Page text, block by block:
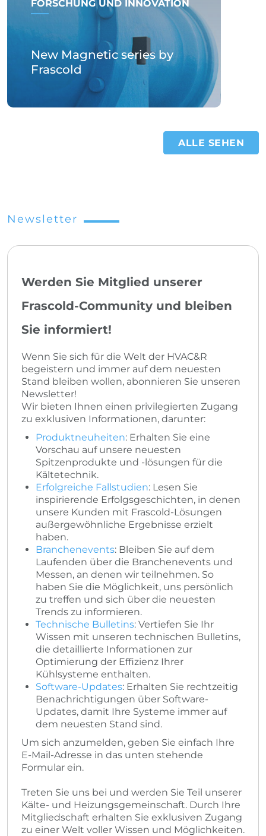
FORSCHUNG UND INNOVATION
New Magnetic series by
Frascold
ALLE SEHEN
Newsletter
Werden Sie Mitglied unserer
Frascold-Community und bleiben
Sie informiert!
Wenn Sie sich für die Welt der HVAC&R
begeistern und immer auf dem neuesten
Stand bleiben wollen, abonnieren Sie unseren
Newsletter!
Wir bieten Ihnen einen privilegierten Zugang
zu exklusiven Informationen, darunter:
Produktneuheiten: Erhalten Sie eine
Vorschau auf unsere neuesten
Spitzenprodukte und -lösungen für die
Kältetechnik.
Erfolgreiche Fallstudien: Lesen Sie
inspirierende Erfolgsgeschichten, in denen
unsere Kunden mit Frascold-Lösungen
außergewöhnliche Ergebnisse erzielt
haben.
Branchenevents: Bleiben Sie auf dem
Laufenden über die Branchenevents und
Messen, an denen wir teilnehmen. So
haben Sie die Möglichkeit, uns persönlich
zu treffen und sich über die neuesten
Trends zu informieren.
Technische Bulletins: Vertiefen Sie Ihr
Wissen mit unseren technischen Bulletins,
die detaillierte Informationen zur
Optimierung der Effizienz Ihrer
Kühlsysteme enthalten.
Software-Updates: Erhalten Sie rechtzeitig
Benachrichtigungen über Software-
Updates, damit Ihre Systeme immer auf
dem neuesten Stand sind.
Um sich anzumelden, geben Sie einfach Ihre
E-Mail-Adresse in das unten stehende
Formular ein.
Treten Sie uns bei und werden Sie Teil unserer
Kälte- und Heizungsgemeinschaft. Durch Ihre
Mitgliedschaft erhalten Sie exklusiven Zugang
zu einer Welt voller Wissen und Möglichkeiten.